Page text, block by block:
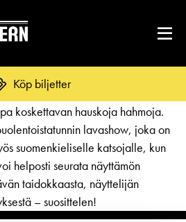
Köp biljetter
KULTURBÄRARNA-lavashow
loihtii näyttämölle sulavin elein
koskettavan hauskoja hahmoja.
lavashow, joka on
suomenkieliselle katsojalle, kun
helposti seurata näyttämön
taidokkaasta, näyttelijän
– suosittelen!